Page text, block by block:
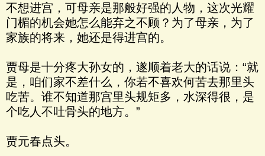
不想进宫，可母亲是那般好强的人物，这次光耀
门楣的机会她怎么能弃之不顾？为了母亲，为了
家族的将来，她还是得进宫的。
贾母是十分疼大孙女的，遂顺着老大的话说：“就
是，咱们家不差什么，你若不喜欢何苦去那里头
吃苦。谁不知道那宫里头规矩多，水深得很，是
个吃人不吐骨头的地方。”
贾元春点头。